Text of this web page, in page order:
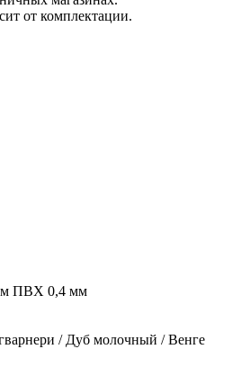
от комплектации.
ПВХ 0,4 мм
/ Дуб молочный / Венге